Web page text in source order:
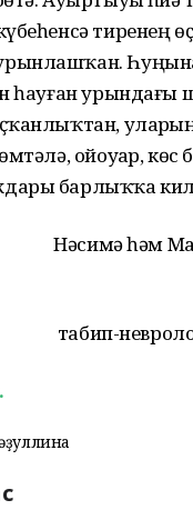
тиренең
һауған урындағы
ойоуҙар, көс
барлыҡҡа
һәм